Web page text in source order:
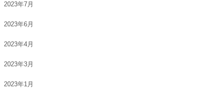
2023年7月
2023年6月
2023年4月
2023年3月
2023年1月